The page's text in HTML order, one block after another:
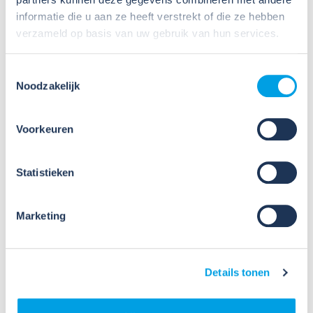
informatie die u aan ze heeft verstrekt of die ze hebben
verzameld op basis van uw gebruik van hun services.
Noodzakelijk
Voorkeuren
Statistieken
Marketing
Details tonen
2026
VIB of WIK? Wat heb je nodig om
veilig te werken met gevaarlijke